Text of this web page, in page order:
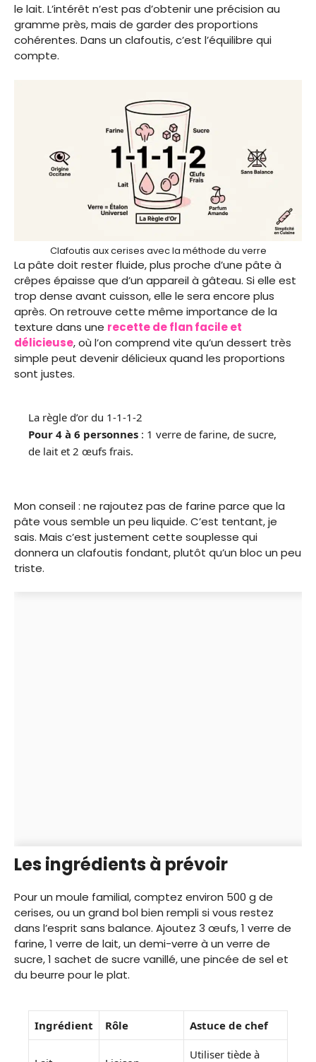
le lait. L’intérêt n’est pas d’obtenir une précision au
gramme près, mais de garder des proportions
cohérentes. Dans un clafoutis, c’est l’équilibre qui
compte.
Clafoutis aux cerises avec la méthode du verre
La pâte doit rester fluide, plus proche d’une pâte à
crêpes épaisse que d’un appareil à gâteau. Si elle est
trop dense avant cuisson, elle le sera encore plus
après. On retrouve cette même importance de la
texture dans une recette de flan facile et
délicieuse, où l’on comprend vite qu’un dessert très
simple peut devenir délicieux quand les proportions
sont justes.
La règle d’or du 1-1-1-2
Pour 4 à 6 personnes : 1 verre de farine, de sucre,
de lait et 2 œufs frais.
Mon conseil : ne rajoutez pas de farine parce que la
pâte vous semble un peu liquide. C’est tentant, je
sais. Mais c’est justement cette souplesse qui
donnera un clafoutis fondant, plutôt qu’un bloc un peu
triste.
Les ingrédients à prévoir
Pour un moule familial, comptez environ 500 g de
cerises, ou un grand bol bien rempli si vous restez
dans l’esprit sans balance. Ajoutez 3 œufs, 1 verre de
farine, 1 verre de lait, un demi-verre à un verre de
sucre, 1 sachet de sucre vanillé, une pincée de sel et
du beurre pour le plat.
Ingrédient Rôle Astuce de chef
Utiliser tiède à